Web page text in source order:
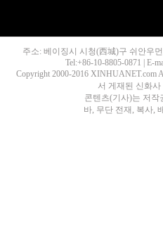
주소: 베이징시 시청(西城)구 쉬안우
Tel:+86-10-8805-0871 | E-
Copyright 2000-2016 XINHUANET.com
서 게재된 신화
콘텐츠(기사)는 저작
바, 무단 전재, 복사,